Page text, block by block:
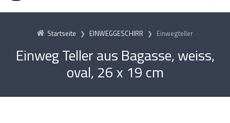
Startseite EINWEGGESCHIRR Einwegteller
Einweg Teller aus Bagasse, weiss,
oval, 26 x 19 cm